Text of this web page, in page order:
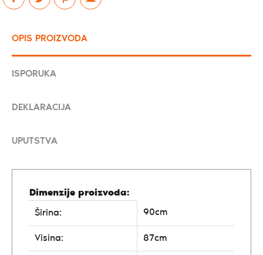
OPIS PROIZVODA
ISPORUKA
DEKLARACIJA
UPUTSTVA
Dimenzije proizvoda:
Širina:
90cm
Visina: 87cm